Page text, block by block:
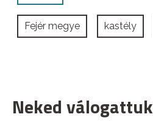
Fejér megye kastély
Neked válogattuk